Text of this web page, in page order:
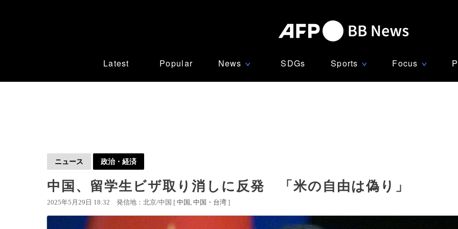
Latest Popular News ∨ SDGs Sports ∨ Focus ∨
ニュース 政治・経済
中国、留学生ビザ取り消しに反発 「米の自由は偽り」
2025年5月29日 18:32 発信地：北京/中国 [ 中国 中国・台湾 ]